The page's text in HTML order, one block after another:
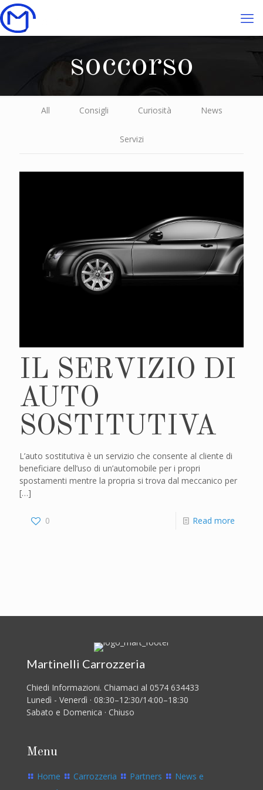
soccorso
All Consigli Curiosità News
Servizi
IL SERVIZIO DI
AUTO
SOSTITUTIVA
L’auto sostitutiva è un servizio che consente al cliente di
beneficiare dell’uso di un’automobile per i propri
spostamenti mentre la propria si trova dal meccanico per
[…]
0 Read more
Martinelli Carrozzeria
Chiedi Informazioni. Chiamaci al 0574 634433
Lunedì - Venerdì · 08:30–12:30/14:00–18:30
Sabato e Domenica · Chiuso
Menu
Home Carrozzeria Partners
News e